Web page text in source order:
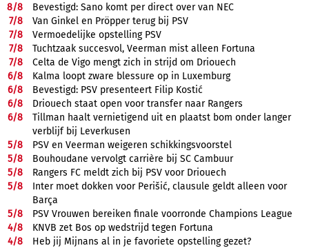
8/8
Bevestigd: Sano komt per direct over van NEC
7/8
Van Ginkel en Pröpper terug bij PSV
7/8
Vermoedelijke opstelling PSV
7/8
Tuchtzaak succesvol, Veerman mist alleen Fortuna
7/8
Celta de Vigo mengt zich in strijd om Driouech
6/8
Kalma loopt zware blessure op in Luxemburg
6/8
Bevestigd: PSV presenteert Filip Kostić
6/8
Driouech staat open voor transfer naar Rangers
6/8
Tillman haalt vernietigend uit en plaatst bom onder langer
verblijf bij Leverkusen
5/8
PSV en Veerman weigeren schikkingsvoorstel
5/8
Bouhoudane vervolgt carrière bij SC Cambuur
5/8
Rangers FC meldt zich bij PSV voor Driouech
5/8
Inter moet dokken voor Perišić, clausule geldt alleen voor
Barça
5/8
PSV Vrouwen bereiken finale voorronde Champions League
4/8
KNVB zet Bos op wedstrijd tegen Fortuna
4/8
Heb jij Mijnans al in je favoriete opstelling gezet?